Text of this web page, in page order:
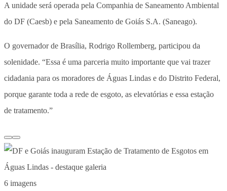
A unidade será operada pela Companhia de Saneamento Ambiental
do DF (Caesb) e pela Saneamento de Goiás S.A. (Saneago).
O governador de Brasília, Rodrigo Rollemberg, participou da
solenidade. “Essa é uma parceria muito importante que vai trazer
cidadania para os moradores de Águas Lindas e do Distrito Federal,
porque garante toda a rede de esgoto, as elevatórias e essa estação
de tratamento.”
6 imagens